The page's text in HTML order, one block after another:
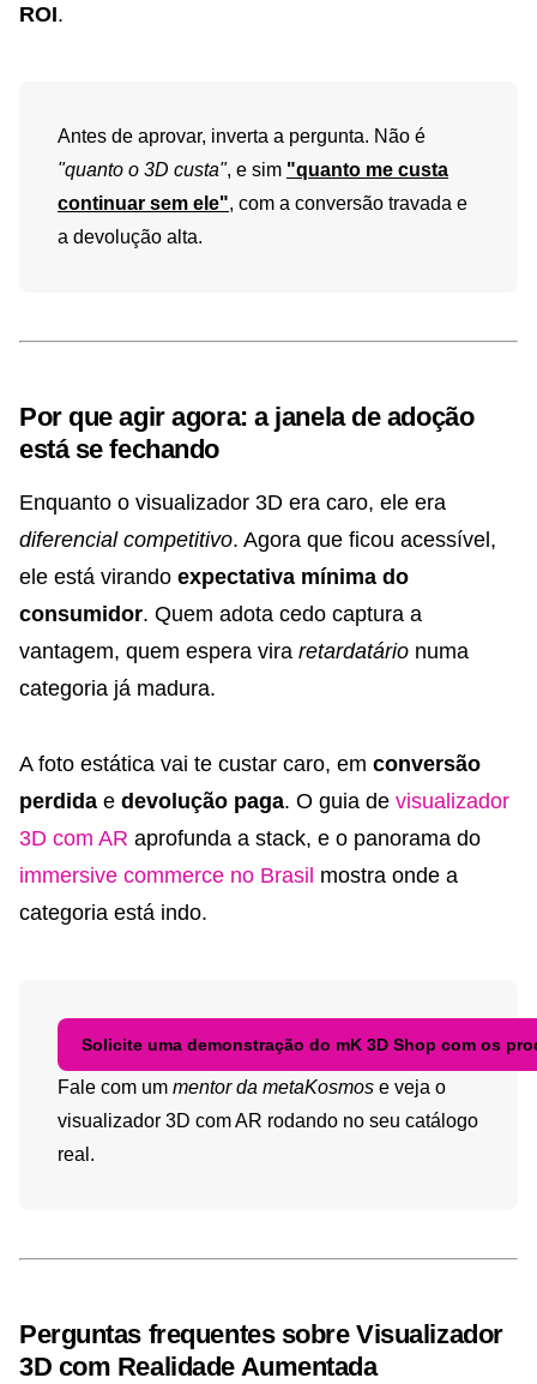
ROI.
Antes de aprovar, inverta a pergunta. Não é
"quanto o 3D custa", e sim "quanto me custa
continuar sem ele", com a conversão travada e
a devolução alta.
Por que agir agora: a janela de adoção
está se fechando
Enquanto o visualizador 3D era caro, ele era
diferencial competitivo. Agora que ficou acessível,
ele está virando expectativa mínima do
consumidor. Quem adota cedo captura a
vantagem, quem espera vira retardatário numa
categoria já madura.
A foto estática vai te custar caro, em conversão
perdida e devolução paga. O guia de visualizador
3D com AR aprofunda a stack, e o panorama do
immersive commerce no Brasil mostra onde a
categoria está indo.
Solicite uma demonstração do mK 3D Shop com os
Fale com um mentor da metaKosmos e veja o
visualizador 3D com AR rodando no seu catálogo
real.
Perguntas frequentes sobre Visualizador
3D com Realidade Aumentada